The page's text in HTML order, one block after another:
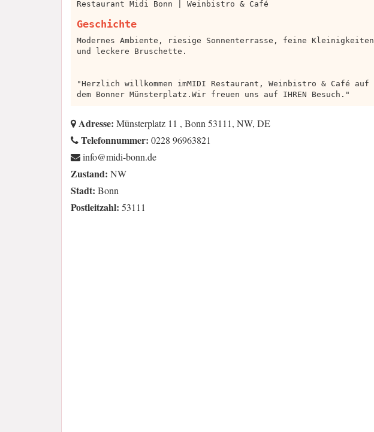
Restaurant Midi Bonn | Weinbistro & Café
Geschichte
Modernes Ambiente, riesige Sonnenterrasse, feine Kleinigkeiten
und leckere Bruschette.
"Herzlich willkommen imMIDI Restaurant, Weinbistro & Café auf
dem Bonner Münsterplatz.Wir freuen uns auf IHREN Besuch."
Adresse: Münsterplatz 11 , Bonn 53111, NW, DE
Telefonnummer: 0228 96963821
ed.nnob-idim@ofni
Zustand: NW
Stadt: Bonn
Postleitzahl: 53111